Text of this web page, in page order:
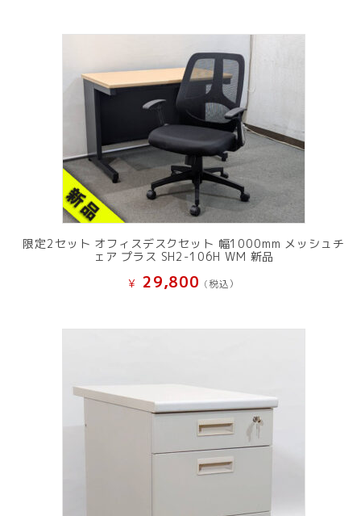
限定2セット オフィスデスクセット 幅1000mm メッシュチ
ェア プラス SH2-106H WM 新品
¥ 29,800 (税込）